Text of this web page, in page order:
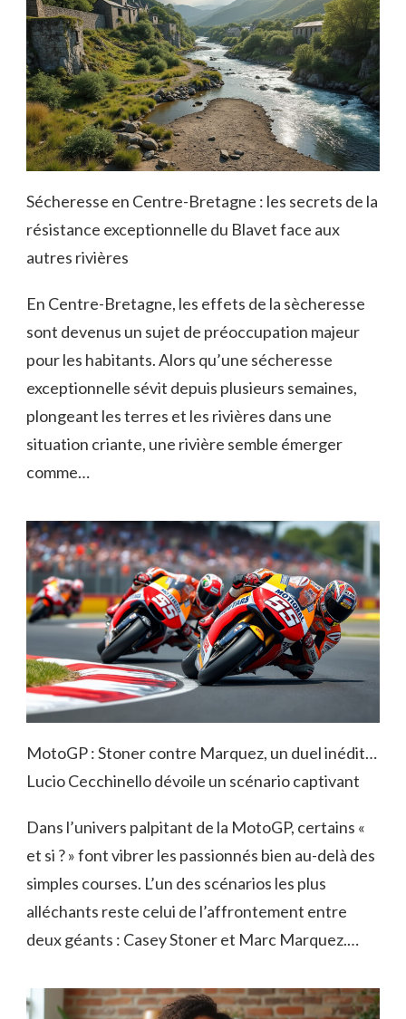
Sécheresse en Centre-Bretagne : les secrets de la
résistance exceptionnelle du Blavet face aux
autres rivières
En Centre-Bretagne, les effets de la sècheresse
sont devenus un sujet de préoccupation majeur
pour les habitants. Alors qu’une sécheresse
exceptionnelle sévit depuis plusieurs semaines,
plongeant les terres et les rivières dans une
situation criante, une rivière semble émerger
comme…
MotoGP : Stoner contre Marquez, un duel inédit…
Lucio Cecchinello dévoile un scénario captivant
Dans l’univers palpitant de la MotoGP, certains «
et si ? » font vibrer les passionnés bien au-delà des
simples courses. L’un des scénarios les plus
alléchants reste celui de l’affrontement entre
deux géants : Casey Stoner et Marc Marquez.…